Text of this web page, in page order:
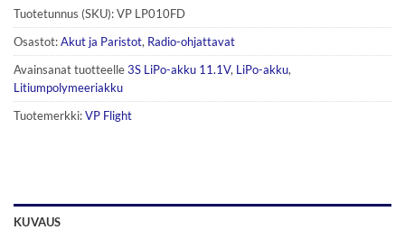
Tuotetunnus (SKU):VP LP010FD
Osastot:Akut ja Paristot, Radio-ohjattavat
Avainsanat tuotteelle3S LiPo-akku 11.1V, LiPo-akku,
Litiumpolymeeriakku
Tuotemerkki:VP Flight
KUVAUS